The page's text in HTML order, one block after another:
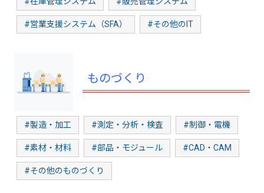
#営業支援システム（SFA） #その他のIT
ものづくり
#製造・加工 #測定・分析・検査 #制御・電機
#素材・材料 #部品・モジュール #CAD・CAM
#その他のものづくり